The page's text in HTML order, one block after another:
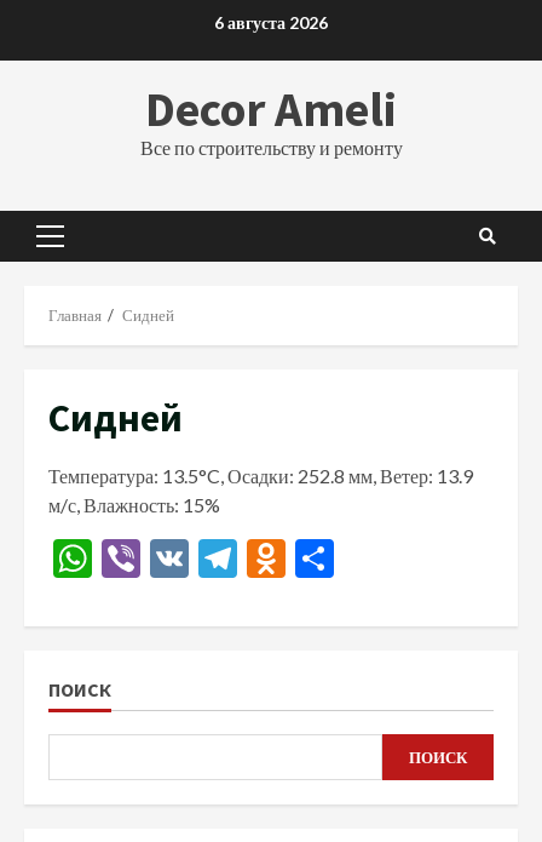
6 августа 2026
Decor Ameli
Все по строительству и ремонту
Основное
Главная Сидней
Сидней
Температура: 13.5°C, Осадки: 252.8 мм, Ветер: 13.9
м/с, Влажность: 15%
WhatsApp
Viber
VK Telegram
Odnoklassniki
ПОИСК
ПОИСК